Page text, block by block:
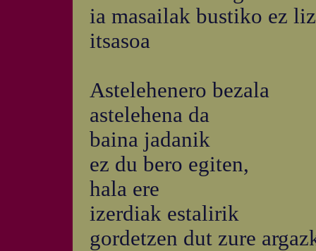
ia masailak bustiko ez
itsasoa
Astelehenero bezala
astelehena da
baina jadanik
ez du bero egiten,
hala ere
izerdiak estalirik
gordetzen dut zure